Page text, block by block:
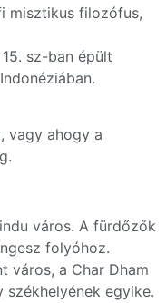
misztikus filozófus,
sz-ban épült
vagy ahogy a
város. A fürdőzők
folyóhoz.
város, a Char Dham
székhelyének egyike.